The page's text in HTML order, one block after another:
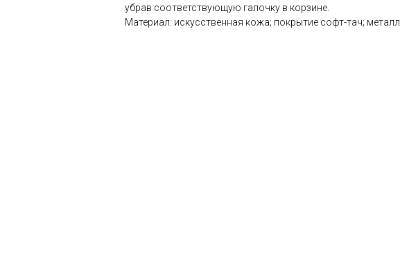
убрав соответствующую галочку в корзине.
Материал: искусственная кожа; покрытие софт-тач; металл